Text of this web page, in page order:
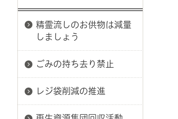
精霊流しのお供物は減量
しましょう
ごみの持ち去り禁止
レジ袋削減の推進